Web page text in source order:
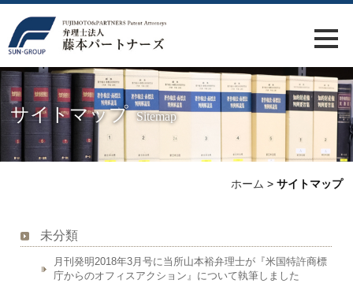
サイトマップ Sitemap
ホーム > サイトマップ
未分類
月刊発明2018年3月号に当所山本裕弁理士が『米国特許商標
庁からのオフィスアクション』について執筆しました